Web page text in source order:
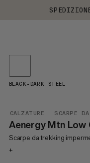
CALZATURE SCARPE
Aenergy Mtn Low
Scarpe da trekking
+
BLACK-DARK STEEL